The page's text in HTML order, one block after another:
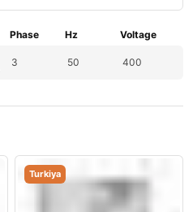
Phase Hz Voltage
3 50 400
Turkiya